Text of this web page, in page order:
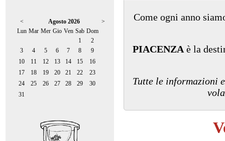
< Agosto 2026
>
Lun Mar Mer Gio Ven Sab Dom
1
2
3
4 5 6 7 8
9
10
11 12 13 14 15
16
17
18 19 20 21 22
23
24
25 26 27 28 29
30
31
Come ogni anno
PIACENZA è la
Tutte le informazioni